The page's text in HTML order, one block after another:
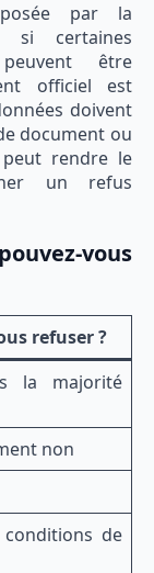
par la
si certaines
être
officiel est
doivent
document ou
rendre le
un refus
vous
refuser ?
la majorité
non
de